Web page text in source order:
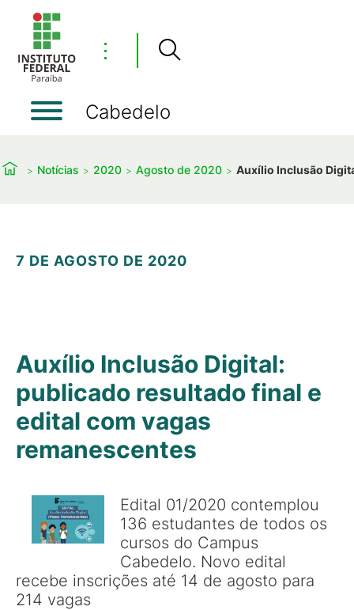
⋮
Cabedelo
Notícias 2020 Agosto de 2020 Auxílio Inclusão
7 DE AGOSTO DE 2020
Auxílio Inclusão Digital:
publicado resultado final e
edital com vagas
remanescentes
Edital 01/2020 contemplou
136 estudantes de todos os
cursos do Campus
Cabedelo. Novo edital
recebe inscrições até 14 de agosto para
214 vagas